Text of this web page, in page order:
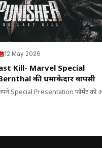
12 May 2026
Kill- Marvel Special
की धमाकेदार वापसी
Special Presentation फॉर्मेट को